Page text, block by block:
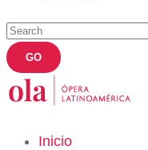
Inicio